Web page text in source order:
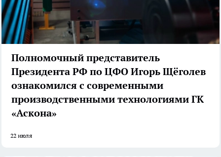
Полномочный представитель
Президента РФ по ЦФО Игорь Щёголев
ознакомился с современными
производственными технологиями ГК
«Аскона»
22 июля